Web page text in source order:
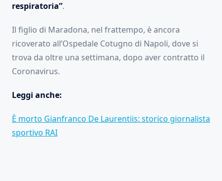
respiratoria”.
Il figlio di Maradona, nel frattempo, è ancora
ricoverato all’Ospedale Cotugno di Napoli, dove si
trova da oltre una settimana, dopo aver contratto il
Coronavirus.
Leggi anche:
È morto Gianfranco De Laurentiis: storico giornalista
sportivo RAI